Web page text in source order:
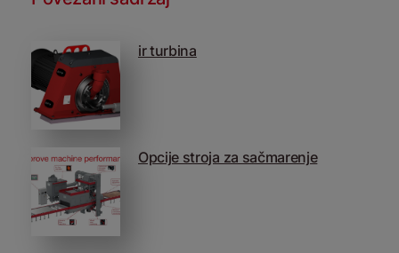
ir turbina
Opcije stroja za sačmarenje